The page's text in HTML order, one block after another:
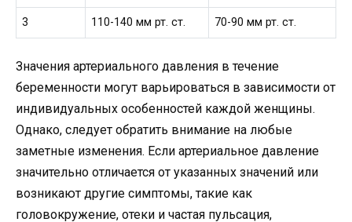
3 110-140 мм рт. ст. 70-90 мм рт. ст.
Значения артериального давления в течение
беременности могут варьироваться в зависимости от
индивидуальных особенностей каждой женщины.
Однако, следует обратить внимание на любые
заметные изменения. Если артериальное давление
значительно отличается от указанных значений или
возникают другие симптомы, такие как
головокружение, отеки и частая пульсация,